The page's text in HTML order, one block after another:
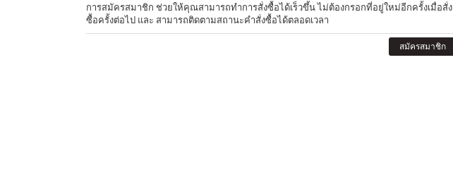
การสมัครสมาชิก ช่วยให้คุณสามารถทำการสั่งซื้อได้เร็วขึ้น ไม่ต้องกรอกที่อยู่ใหม่อีกครั้งเมื่อสั่ง
ซื้อครั้งต่อไป และ สามารถติดตามสถานะคำสั่งซื้อได้ตลอดเวลา
สมัครสมาชิก